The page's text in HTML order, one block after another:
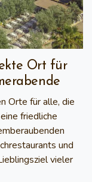
Ort für
Orte für alle, die
friedliche
und
vieler